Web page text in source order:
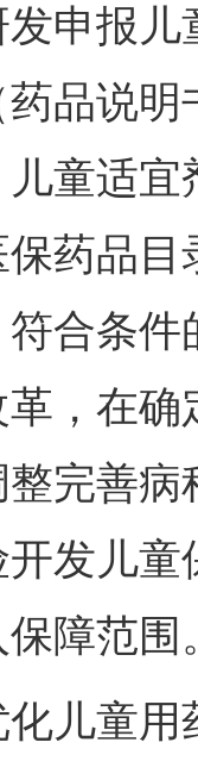
报儿
品说
童适
药品
符合条
，在
完善
发儿
障范围
儿童用